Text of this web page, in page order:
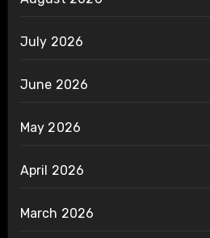
July 2026
June 2026
May 2026
April 2026
March 2026